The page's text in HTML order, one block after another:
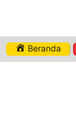
Beranda